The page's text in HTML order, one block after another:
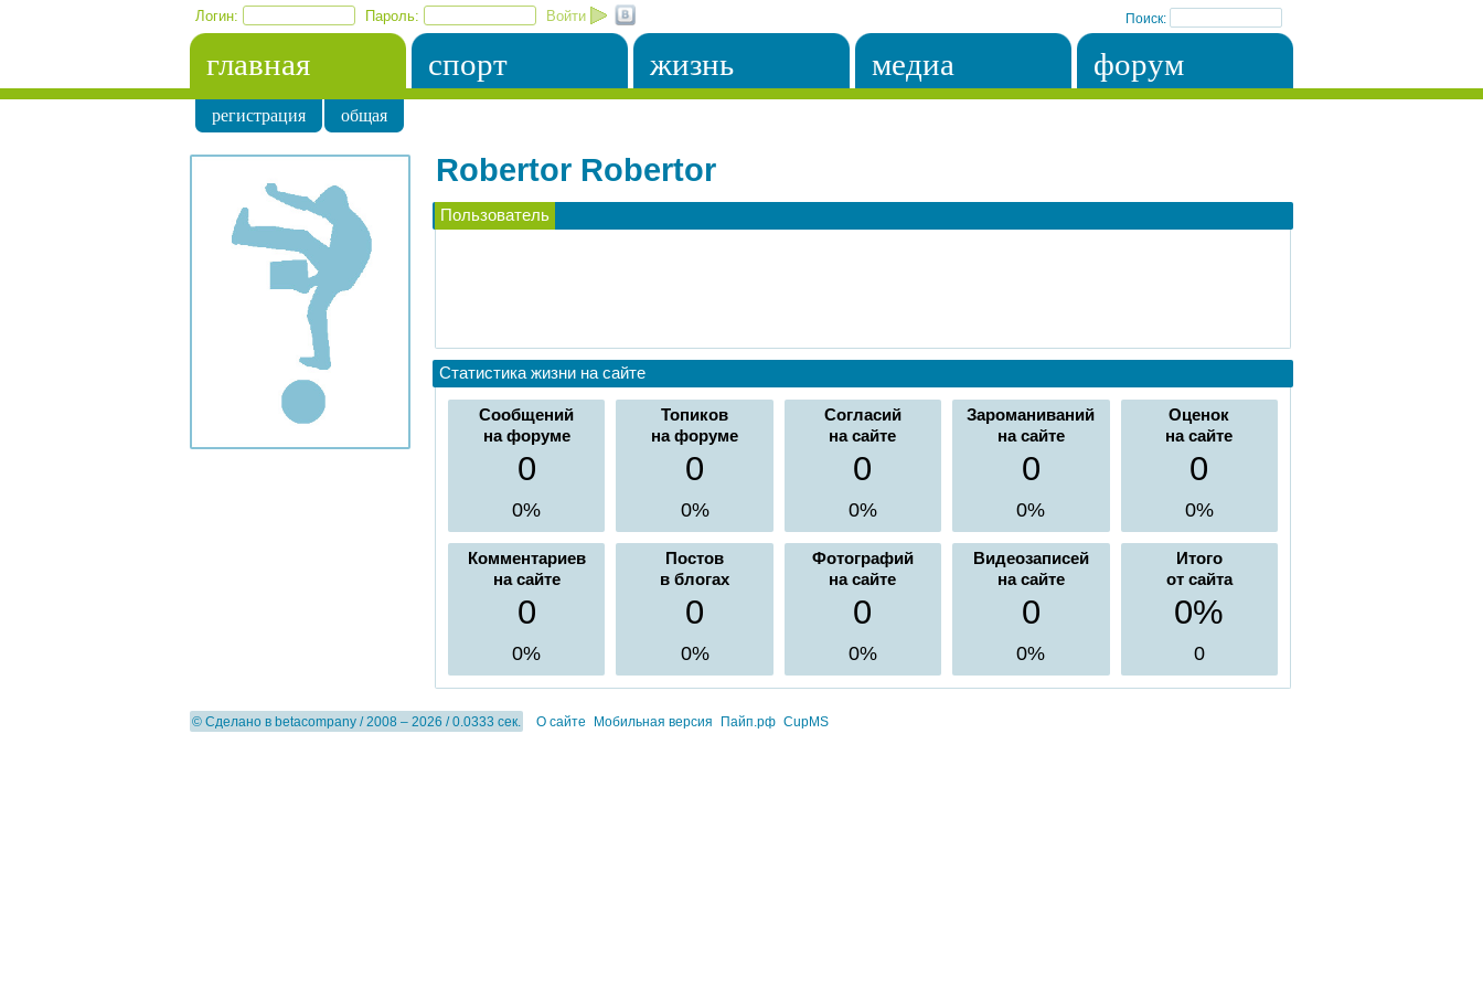
Логин: Пароль: Войти Поиск:
главная спорт жизнь медиа форум
регистрация общая
Robertor Robertor
Пользователь
Статистика жизни на сайте
Сообщений
на форуме
0
0%
Топиков
на форуме
0
0%
Согласий
на сайте
0
0%
Зароманиваний
на сайте
0
0%
Оценок
на сайте
0
0%
Комментариев
на сайте
0
0%
Постов
в блогах
0
0%
Фотографий
на сайте
0
0%
Видеозаписей
на сайте
0
0%
Итого
от сайта
0%
0
© Сделано в betacompany / 2008 – 2026 / 0.0333 сек. О сайте Мобильная версия Пайп.рф CupMS